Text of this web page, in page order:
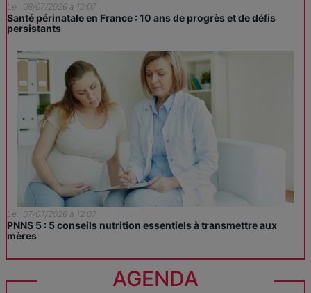
Le : 08/07/2026 à 12:07
Santé périnatale en France : 10 ans de progrès et de défis
persistants
Le : 07/07/2026 à 12:07
PNNS 5 : 5 conseils nutrition essentiels à transmettre aux
mères
AGENDA